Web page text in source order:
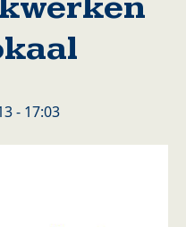
- 17:03